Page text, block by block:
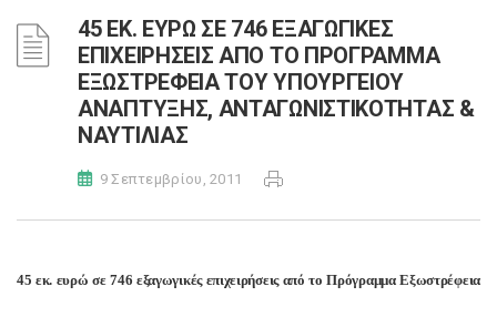
45 ΕΚ. ΕΥΡΩ ΣΕ 746 ΕΞΑΓΩΓΙΚΕΣ
ΕΠΙΧΕΙΡΗΣΕΙΣ ΑΠΟ ΤΟ ΠΡΟΓΡΑΜΜΑ
ΕΞΩΣΤΡΕΦΕΙΑ ΤΟΥ ΥΠΟΥΡΓΕΙΟΥ
ΑΝΑΠΤΥΞΗΣ, ΑΝΤΑΓΩΝΙΣΤΙΚΟΤΗΤΑΣ &
ΝΑΥΤΙΛΙΑΣ
9 Σεπτεμβρίου, 2011
45 εκ. ευρώ σε 746 εξαγωγικές επιχειρήσεις από το Πρόγραμμα Εξωστρέφεια